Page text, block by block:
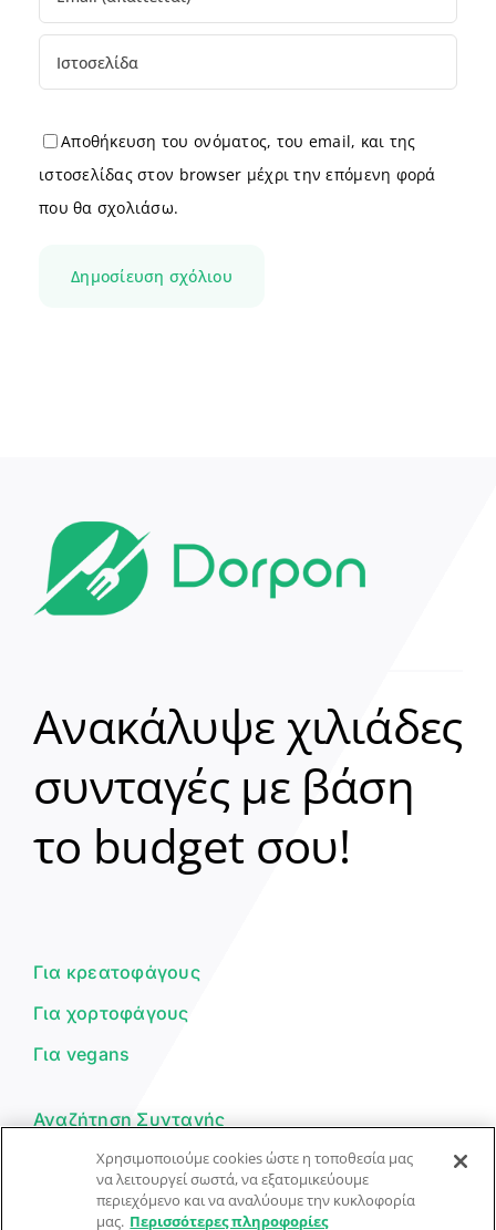
Αποθήκευση του ονόματος, του email, και της
ιστοσελίδας στον browser μέχρι την επόμενη φορά
που θα σχολιάσω.
Ανακάλυψε χιλιάδες
συνταγές με βάση
το budget σου!
Για κρεατοφάγους
Για χορτοφάγους
Για vegans
Αναζήτηση Συνταγής
Υποβολή Συνταγής
Φόρμα Επικοινωνίας
Χρησιμοποιούμε cookies ώστε η τοποθεσία μας
να λειτουργεί σωστά, να εξατομικεύουμε
περιεχόμενο και να αναλύουμε την κυκλοφορία
μας. Περισσότερες πληροφορίες